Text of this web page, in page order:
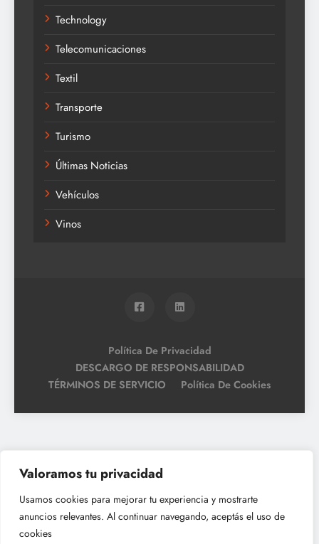
Valoramos tu privacidad
Usamos cookies para mejorar tu experiencia y mostrarte
anuncios relevantes. Al continuar navegando, aceptás el uso de
cookies
Technology
Telecomunicaciones
Textil
Transporte
Turismo
Últimas Noticias
Vehículos
Vinos
Política De Privacidad
DESCARGO DE RESPONSABILIDAD
TÉRMINOS DE SERVICIO
Política De Cookies